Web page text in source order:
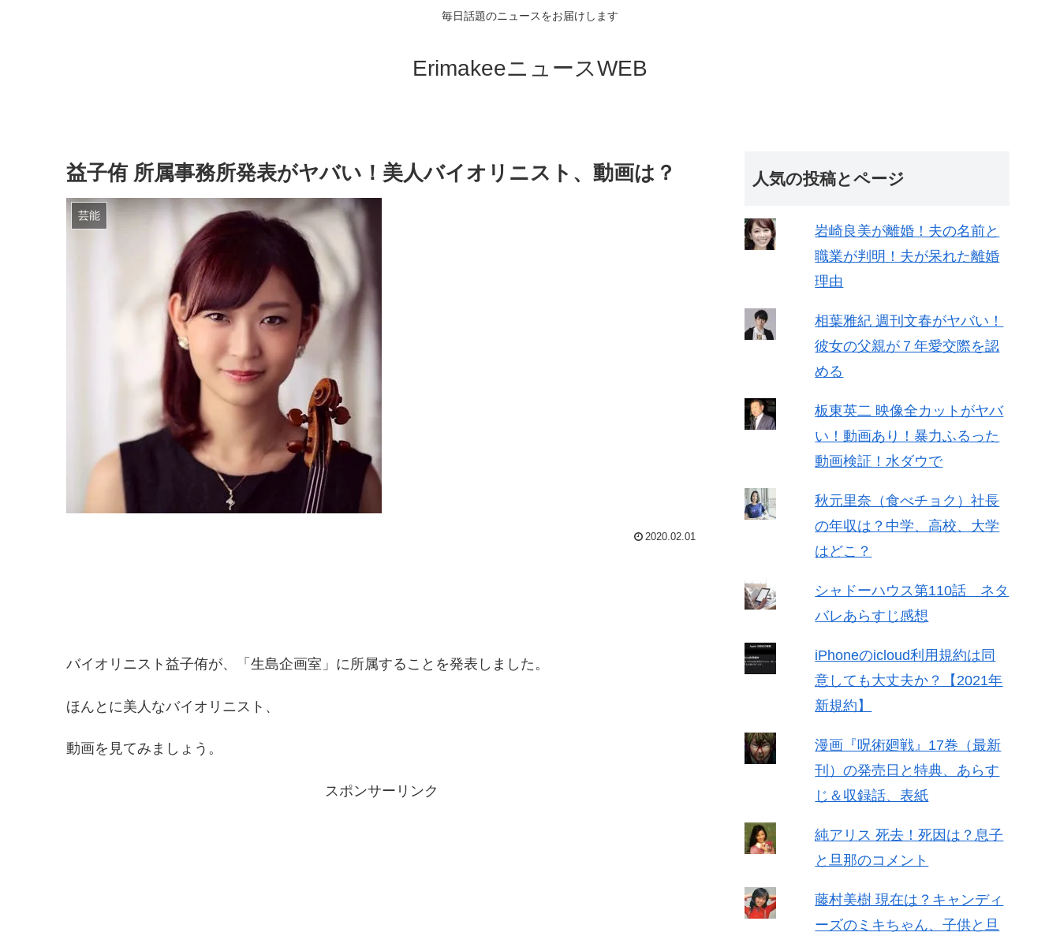
毎日話題のニュースをお届けします
ErimakeeニュースWEB
益子侑 所属事務所発表がヤバい！美人バイオリニスト、動画は？
芸能
2020.02.01
バイオリニスト益子侑が、「生島企画室」に所属することを発表しました。
ほんとに美人なバイオリニスト、
動画を見てみましょう。
スポンサーリンク
人気の投稿とページ
岩崎良美が離婚！夫の名前と
職業が判明！夫が呆れた離婚
理由
相葉雅紀 週刊文春がヤバい！
彼女の父親が７年愛交際を認
める
板東英二 映像全カットがヤバ
い！動画あり！暴力ふるった
動画検証！水ダウで
秋元里奈（食べチョク）社長
の年収は？中学、高校、大学
はどこ？
シャドーハウス第110話 ネタ
バレあらすじ感想
iPhoneのicloud利用規約は同
意しても大丈夫か？【2021年
新規約】
漫画『呪術廻戦』17巻（最新
刊）の発売日と特典、あらす
じ＆収録話、表紙
純アリス 死去！死因は？息子
と旦那のコメント
藤村美樹 現在は？キャンディ
ーズのミキちゃん、子供と旦